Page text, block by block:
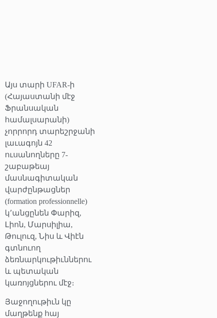
Այս տարի UFAR-ի
(Հայաստանի մէջ
Ֆրանսական
համալսարանի)
չորրորդ տարեշրջանի
լաւագոյն 42
ուսանողները 7-
շաբաթեայ
մասնագիտական
վարժընթացներ
(formation professionnelle)
կ՚անցընեն Փարիզ,
Լիոն, Մարսիլիա,
Թուլուզ, Նիս և Վիէն
գտնուող
ձեռնարկութիւններու
և պետական
կառոյցներու մէջ։
Յաջողութիւն կը
մաղթենք հայ